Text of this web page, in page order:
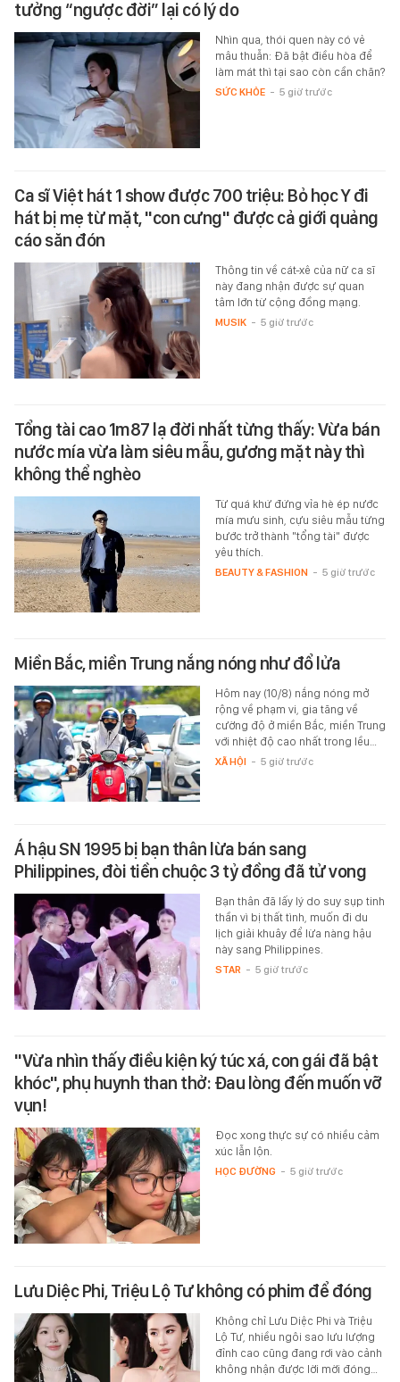
tưởng “ngược đời” lại có lý do
Nhìn qua, thói quen này có vẻ
mâu thuẫn: Đã bật điều hòa để
làm mát thì tại sao còn cần chăn?
SỨC KHỎE - 5 giờ trước
Ca sĩ Việt hát 1 show được 700 triệu: Bỏ học Y đi
hát bị mẹ từ mặt, "con cưng" được cả giới quảng
cáo săn đón
Thông tin về cát-xê của nữ ca sĩ
này đang nhận được sự quan
tâm lớn từ cộng đồng mạng.
MUSIK - 5 giờ trước
Tổng tài cao 1m87 lạ đời nhất từng thấy: Vừa bán
nước mía vừa làm siêu mẫu, gương mặt này thì
không thể nghèo
Từ quá khứ đứng vỉa hè ép nước
mía mưu sinh, cựu siêu mẫu từng
bước trở thành "tổng tài" được
yêu thích.
BEAUTY & FASHION - 5 giờ trước
Miền Bắc, miền Trung nắng nóng như đổ lửa
Hôm nay (10/8) nắng nóng mở
rộng về phạm vi, gia tăng về
cường độ ở miền Bắc, miền Trung
với nhiệt độ cao nhất trong lều…
XÃ HỘI - 5 giờ trước
Á hậu SN 1995 bị bạn thân lừa bán sang
Philippines, đòi tiền chuộc 3 tỷ đồng đã tử vong
Bạn thân đã lấy lý do suy sụp tinh
thần vì bị thất tình, muốn đi du
lịch giải khuây để lừa nàng hậu
này sang Philippines.
STAR - 5 giờ trước
"Vừa nhìn thấy điều kiện ký túc xá, con gái đã bật
khóc", phụ huynh than thở: Đau lòng đến muốn vỡ
vụn!
Đọc xong thực sự có nhiều cảm
xúc lẫn lộn.
HỌC ĐƯỜNG - 5 giờ trước
Lưu Diệc Phi, Triệu Lộ Tư không có phim để đóng
Không chỉ Lưu Diệc Phi và Triệu
Lộ Tư, nhiều ngôi sao lưu lượng
đỉnh cao cũng đang rơi vào cảnh
không nhận được lời mời đóng…